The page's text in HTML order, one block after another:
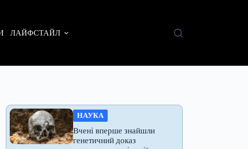
ЛАЙФСТАЙЛ
НАУКА
Вчені вперше знайшли
генетичний доказ